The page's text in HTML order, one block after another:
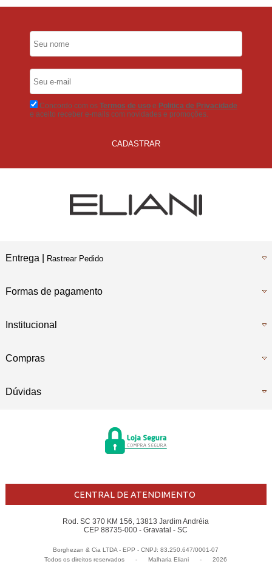
Concordo com os Termos de usoe Politica de Privacidade
e aceito receber e-mails com novidades e promoções.
CADASTRAR
Entrega | Rastrear Pedido
Formas de pagamento
Institucional
Compras
Dúvidas
CENTRAL DE ATENDIMENTO
Rod. SC 370 KM 156, 13813 Jardim Andréia
CEP 88735-000 - Gravatal - SC
Borghezan & Cia LTDA - EPP - CNPJ: 83.250.647/0001-07
Todos os direitos reservados
- Malharia Eliani - 2026